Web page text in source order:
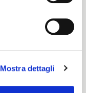
Mostra dettagli